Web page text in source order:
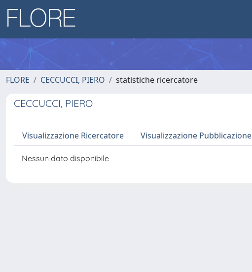
FLORE CECCUCCI, PIERO statistiche ricercatore
CECCUCCI, PIERO
Visualizzazione Ricercatore Visualizzazione Pubblicazione
Nessun dato disponibile